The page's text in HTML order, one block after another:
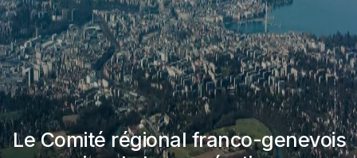
Le Comité régional franco-genevois